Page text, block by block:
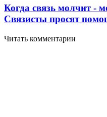
Когда связь молчит -
Связисты просят
Читать комментарии